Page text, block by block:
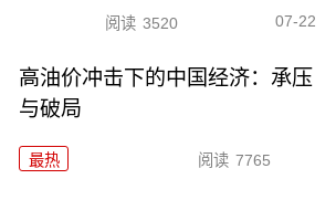
阅读 3520 07-22
高油价冲击下的中国经济：承压
与破局
最热 阅读 7765